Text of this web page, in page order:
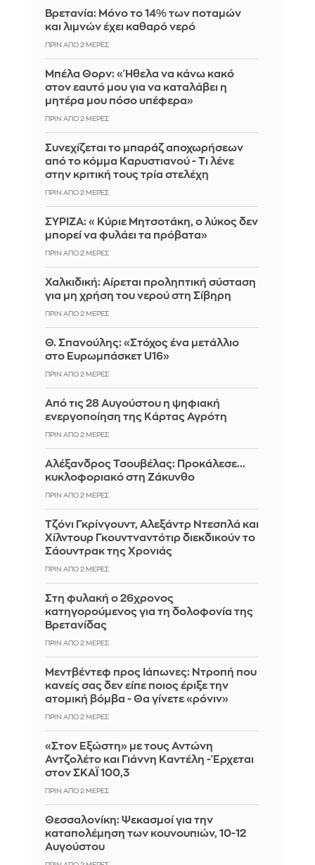
Βρετανία: Μόνο το 14% των ποταμών
και λιμνών έχει καθαρό νερό
ΠΡΙΝ ΑΠΌ 2 ΜΈΡΕΣ
Μπέλα Θορν: «Ήθελα να κάνω κακό
στον εαυτό μου για να καταλάβει η
μητέρα μου πόσο υπέφερα»
ΠΡΙΝ ΑΠΌ 2 ΜΈΡΕΣ
Συνεχίζεται το μπαράζ αποχωρήσεων
από το κόμμα Καρυστιανού - Τι λένε
στην κριτική τους τρία στελέχη
ΠΡΙΝ ΑΠΌ 2 ΜΈΡΕΣ
ΣΥΡΙΖΑ: «Κύριε Μητσοτάκη, ο λύκος δεν
μπορεί να φυλάει τα πρόβατα»
ΠΡΙΝ ΑΠΌ 2 ΜΈΡΕΣ
Χαλκιδική: Αίρεται προληπτική σύσταση
για μη χρήση του νερού στη Σίβηρη
ΠΡΙΝ ΑΠΌ 2 ΜΈΡΕΣ
Θ. Σπανούλης: «Στόχος ένα μετάλλιο
στο Ευρωμπάσκετ U16»
ΠΡΙΝ ΑΠΌ 2 ΜΈΡΕΣ
Από τις 28 Αυγούστου η ψηφιακή
ενεργοποίηση της Κάρτας Αγρότη
ΠΡΙΝ ΑΠΌ 2 ΜΈΡΕΣ
Αλέξανδρος Τσουβέλας: Προκάλεσε...
κυκλοφοριακό στη Ζάκυνθο
ΠΡΙΝ ΑΠΌ 2 ΜΈΡΕΣ
Τζόνι Γκρίνγουντ, Αλεξάντρ Ντεσπλά και
Χίλντουρ Γκουντναντότιρ διεκδικούν το
Σάουντρακ της Χρονιάς
ΠΡΙΝ ΑΠΌ 2 ΜΈΡΕΣ
Στη φυλακή ο 26χρονος
κατηγορούμενος για τη δολοφονία της
Βρετανίδας
ΠΡΙΝ ΑΠΌ 2 ΜΈΡΕΣ
Μεντβέντεφ προς Ιάπωνες: Ντροπή που
κανείς σας δεν είπε ποιος έριξε την
ατομική βόμβα - Θα γίνετε «ρόνιν»
ΠΡΙΝ ΑΠΌ 2 ΜΈΡΕΣ
«Στον Εξώστη» με τους Αντώνη
Αντζολέτο και Γιάννη Καντέλη - Έρχεται
στον ΣΚΑΪ 100,3
ΠΡΙΝ ΑΠΌ 2 ΜΈΡΕΣ
Θεσσαλονίκη: Ψεκασμοί για την
καταπολέμηση των κουνουπιών, 10-12
Αυγούστου